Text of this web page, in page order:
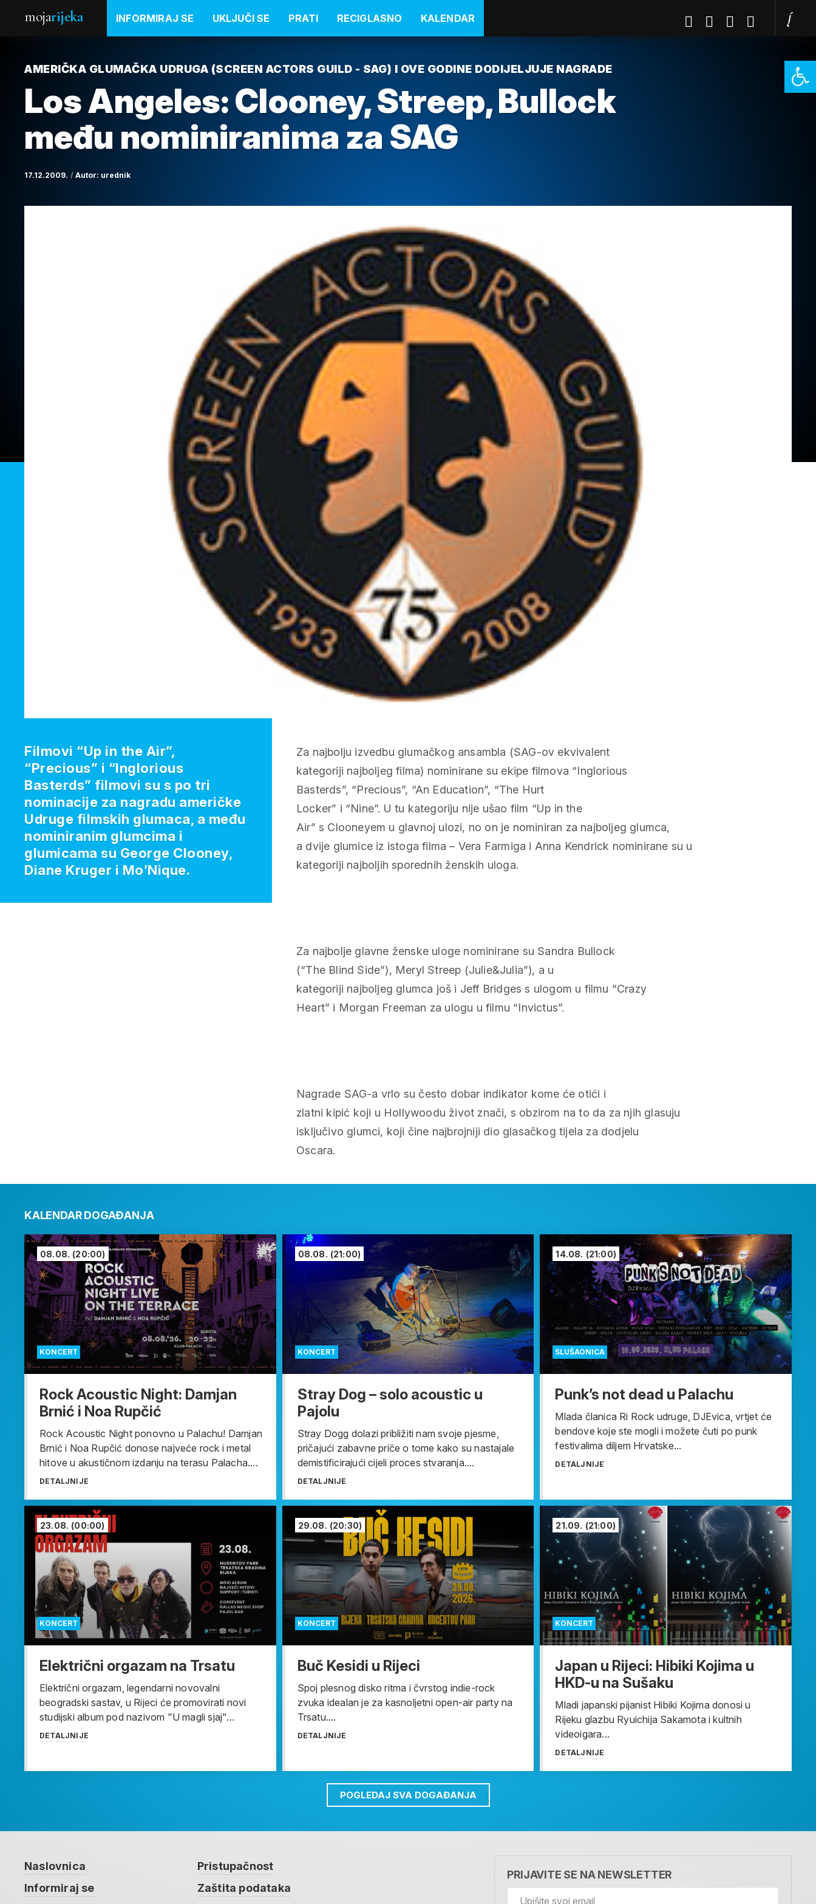
mojarijeka INFORMIRAJ SE UKLJUČI SE PRATI RECIGLASNO KALENDAR
AMERIČKA GLUMAČKA UDRUGA (SCREEN ACTORS GUILD - SAG) I OVE GODINE DODIJELJUJE NAGRADE
Los Angeles: Clooney, Streep, Bullock
među nominiranima za SAG
17.12.2009. Autor: urednik
Za najbolju izvedbu glumačkog ansambla (SAG-ov ekvivalent
kategoriji najboljeg filma) nominirane su ekipe filmova “Inglorious
Basterds”, “Precious”, “An Education”, “The Hurt
Locker” i “Nine”. U tu kategoriju nije ušao film “Up in the
Air” s Clooneyem u glavnoj ulozi, no on je nominiran za najboljeg glumca,
a dvije glumice iz istoga filma – Vera Farmiga i Anna Kendrick nominirane su u
kategoriji najboljih sporednih ženskih uloga.
Za najbolje glavne ženske uloge nominirane su Sandra Bullock
(“The Blind Side”), Meryl Streep (Julie&Julia”), a u
kategoriji najboljeg glumca još i Jeff Bridges s ulogom u filmu “Crazy
Heart” i Morgan Freeman za ulogu u filmu “Invictus”.
Nagrade SAG-a vrlo su često dobar indikator kome će otići i
zlatni kipić koji u Hollywoodu život znači, s obzirom na to da za njih glasuju
isključivo glumci, koji čine najbrojniji dio glasačkog tijela za dodjelu
Oscara.
Filmovi “Up in the Air”,
“Precious” i “Inglorious
Basterds” filmovi su s po tri
nominacije za nagradu američke
Udruge filmskih glumaca, a među
nominiranim glumcima i
glumicama su George Clooney,
Diane Kruger i Mo’Nique.
KALENDAR DOGAĐANJA
KONCERT
08.08. (20:00)
Rock Acoustic Night: Damjan
Brnić i Noa Rupčić
Rock Acoustic Night ponovno u Palachu! Damjan
Brnić i Noa Rupčić donose najveće rock i metal
hitove u akustičnom izdanju na terasu Palacha....
DETALJNIJE
KONCERT
08.08. (21:00)
Stray Dog – solo acoustic u
Pajolu
Stray Dogg dolazi približiti nam svoje pjesme,
pričajući zabavne priče o tome kako su nastajale
demistificirajući cijeli proces stvaranja....
DETALJNIJE
SLUŠAONICA
14.08. (21:00)
Punk’s not dead u Palachu
Mlada članica Ri Rock udruge, DJEvica, vrtjet će
bendove koje ste mogli i možete čuti po punk
festivalima diljem Hrvatske...
DETALJNIJE
KONCERT
23.08. (00:00)
Električni orgazam na Trsatu
Električni orgazam, legendarni novovalni
beogradski sastav, u Rijeci će promovirati novi
studijski album pod nazivom "U magli sjaj"...
DETALJNIJE
KONCERT
29.08. (20:30)
Buč Kesidi u Rijeci
Spoj plesnog disko ritma i čvrstog indie-rock
zvuka idealan je za kasnoljetni open-air party na
Trsatu....
DETALJNIJE
KONCERT
21.09. (21:00)
Japan u Rijeci: Hibiki Kojima u
HKD-u na Sušaku
Mladi japanski pijanist Hibiki Kojima donosi u
Rijeku glazbu Ryuichija Sakamota i kultnih
videoigara...
DETALJNIJE
POGLEDAJ SVA DOGAĐANJA
Naslovnica
Informiraj se
Pristupačnost
Zaštita podataka
PRIJAVITE SE NA NEWSLETTER